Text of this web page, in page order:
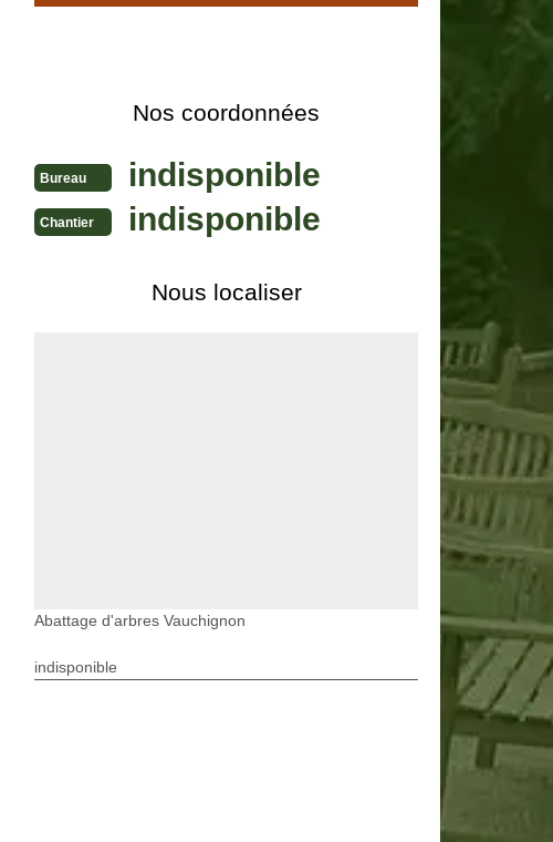
Nos coordonnées
Bureau indisponible
Chantier indisponible
Nous localiser
Abattage d'arbres Vauchignon
indisponible